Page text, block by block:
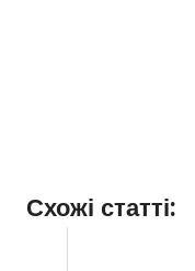
Схожі статті: